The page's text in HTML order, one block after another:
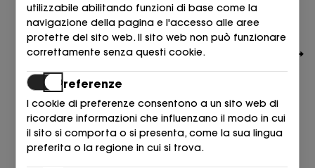
PREMIATA
DEPORTIVO ANTE MARRON MARRONE DURO
utilizzabile abilitando funzioni di base come la
navigazione della pagina e l'accesso alle aree
protette del sito web. Il sito web non può funzionare
correttamente senza questi cookie.
Preferenze
I cookie di preferenze consentono a un sito web di
ricordare informazioni che influenzano il modo in cui
il sito si comporta o si presenta, come la sua lingua
preferita o la regione in cui si trova.